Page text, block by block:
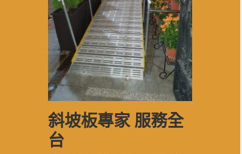
斜坡板專家 服務全
台